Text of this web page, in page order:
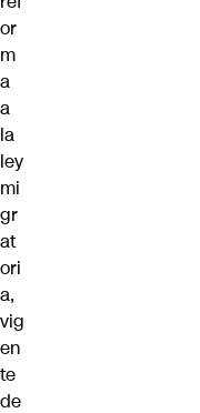
or
m
a
a
la
ley
mi
gr
at
ori
a,
vig
en
te
de